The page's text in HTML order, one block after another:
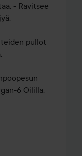
- Ravitsee
pullot
6 Oililla.